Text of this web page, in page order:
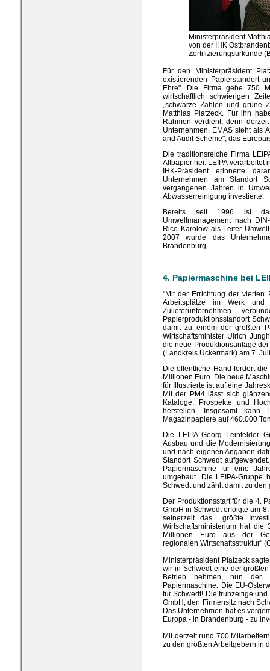
Ministerpräsident
von der IHK
Zertifizierungsurkunde
Für den Ministerpräsident
existierenden Papierstandort
Ehre". Die Firma gebe 750
wirtschaftlich schwierigen
„schwarze Zahlen und grüne
Matthias Platzeck. Für ihn
Rahmen verdient, denn
Unternehmen. EMAS steht als
and Audit Scheme", das
Die traditionsreiche Firma
Altpapier her. LEIPA verarbeitet
IHK-Präsident erinnerte
Unternehmen am Standort
vergangenen Jahren in
Abwasserreinigung investierte.
Bereits seit 1996 ist
Umweltmanagement nach
Rico Karolow als Leiter
2007 wurde das
Brandenburg.
4. Papiermaschine bei
"Mit der Errichtung der vierten
Arbeitsplätze im Werk
Zulieferunternehmen
Papierproduktionsstandort
damit zu einem der größten
Wirtschaftsminister Ulrich
die neue Produktionsanlage
(Landkreis Uckermark) am 7.
Die öffentliche Hand fördert
Millionen Euro. Die neue
für Illustrierte ist auf eine
Mit der PM4 lässt sich
Kataloge, Prospekte und
herstellen. Insgesamt kann
Magazinpapiere auf 460.000
Die LEIPA Georg Leinfelder
Ausbau und die
und nach eigenen Angaben
Standort Schwedt
Papiermaschine für eine
umgebaut. Die LEIPA-Gruppe
Schwedt und zählt damit zu
Der Produktionsstart für die 4.
GmbH in Schwedt erfolgte am
seinerzeit das größte
Wirtschaftsministerium hat die
Millionen Euro aus der
regionalen Wirtschaftsstruktur"
Ministerpräsident Platzeck
wir in Schwedt eine der
Betrieb nehmen, nun der
Papiermaschine. Die EU-
für Schwedt! Die frühzeitige
GmbH, den Firmensitz nach
Das Unternehmen hat es
Europa - in Brandenburg - zu
Mit derzeit rund 700
zu den größten Arbeitgebern in